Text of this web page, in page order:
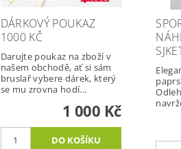
DÁRKOVÝ POUKAZ
1000 KČ
Darujte poukaz na zboží v
našem obchodě, ať si sám
bruslař vybere dárek, který
se mu zrovna hodí...
1 000 Kč